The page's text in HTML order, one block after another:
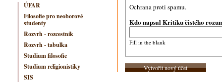
Ochrana proti spamu.
Kdo napsal Kritiku čistého
Fill in the blank
ÚFAR
Filosofie pro neoborové
studenty
Rozvrh - rozcestník
Rozvrh - tabulka
Studium filosofie
Studium religionistiky
SIS